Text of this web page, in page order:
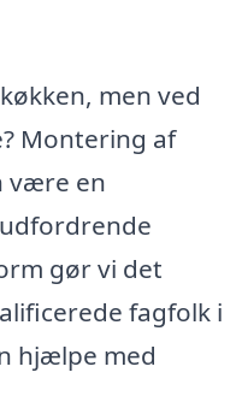
men ved
Montering af
være en
gør vi det
fagfolk i
hjælpe med